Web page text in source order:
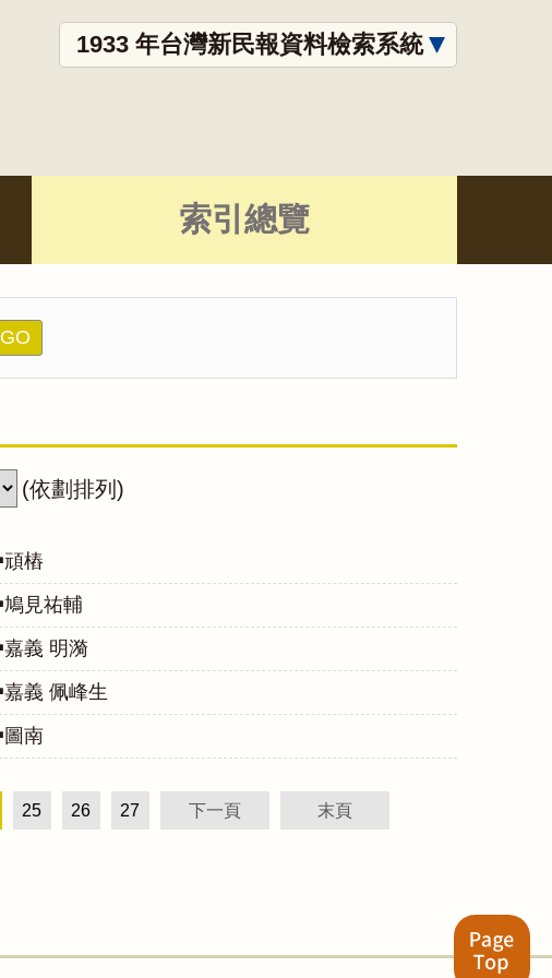
1933 年台灣新民報資料檢索系統
索引總覽
GO
(依劃排列)
頑樁
鳩見祐輔
嘉義 明漪
嘉義 佩峰生
圖南
25 26 27 下一頁 末頁